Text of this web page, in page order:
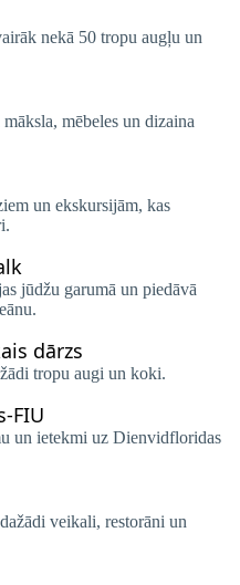
nekā 50 tropu augļu un
mēbeles un dizaina
un ekskursijām, kas
jūdžu garumā un piedāvā
dārzs
tropu augi un koki.
FIU
un ietekmi uz Dienvidfloridas
veikali, restorāni un